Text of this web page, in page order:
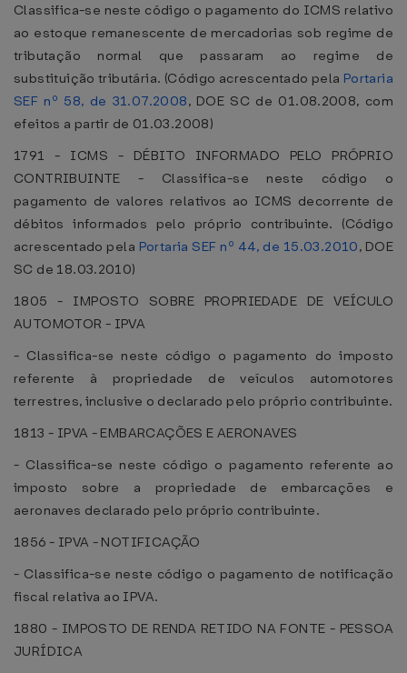
Classifica-se neste código o pagamento do ICMS relativo
ao estoque remanescente de mercadorias sob regime de
tributação normal que passaram ao regime de
substituição tributária. (Código acrescentado pela Portaria
SEF nº 58, de 31.07.2008, DOE SC de 01.08.2008, com
efeitos a partir de 01.03.2008)
1791 - ICMS - DÉBITO INFORMADO PELO PRÓPRIO
CONTRIBUINTE - Classifica-se neste código o
pagamento de valores relativos ao ICMS decorrente de
débitos informados pelo próprio contribuinte. (Código
acrescentado pela Portaria SEF nº 44, de 15.03.2010, DOE
SC de 18.03.2010)
1805 - IMPOSTO SOBRE PROPRIEDADE DE VEÍCULO
AUTOMOTOR - IPVA
- Classifica-se neste código o pagamento do imposto
referente à propriedade de veículos automotores
terrestres, inclusive o declarado pelo próprio contribuinte.
1813 - IPVA - EMBARCAÇÕES E AERONAVES
- Classifica-se neste código o pagamento referente ao
imposto sobre a propriedade de embarcações e
aeronaves declarado pelo próprio contribuinte.
1856 - IPVA - NOTIFICAÇÃO
- Classifica-se neste código o pagamento de notificação
fiscal relativa ao IPVA.
1880 - IMPOSTO DE RENDA RETIDO NA FONTE - PESSOA
JURÍDICA